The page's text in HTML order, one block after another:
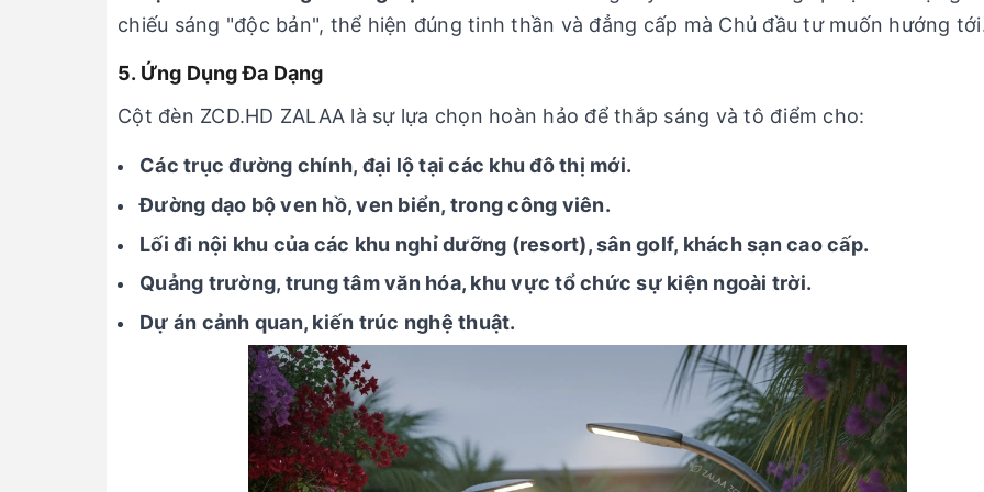
chiếu sáng "độc bản", thể hiện đúng tinh thần và đẳng cấp mà Chủ đầu tư muốn hướng
5. Ứng Dụng Đa Dạng
Cột đèn ZCD.HD ZALAA là sự lựa chọn hoàn hảo để thắp sáng và tô điểm cho:
Các trục đường chính, đại lộ tại các khu đô thị mới.
Đường dạo bộ ven hồ, ven biển, trong công viên.
Lối đi nội khu của các khu nghỉ dưỡng (resort), sân golf, khách sạn cao cấp.
Quảng trường, trung tâm văn hóa, khu vực tổ chức sự kiện ngoài trời.
Dự án cảnh quan, kiến trúc nghệ thuật.